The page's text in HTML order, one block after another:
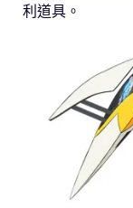
利道具。